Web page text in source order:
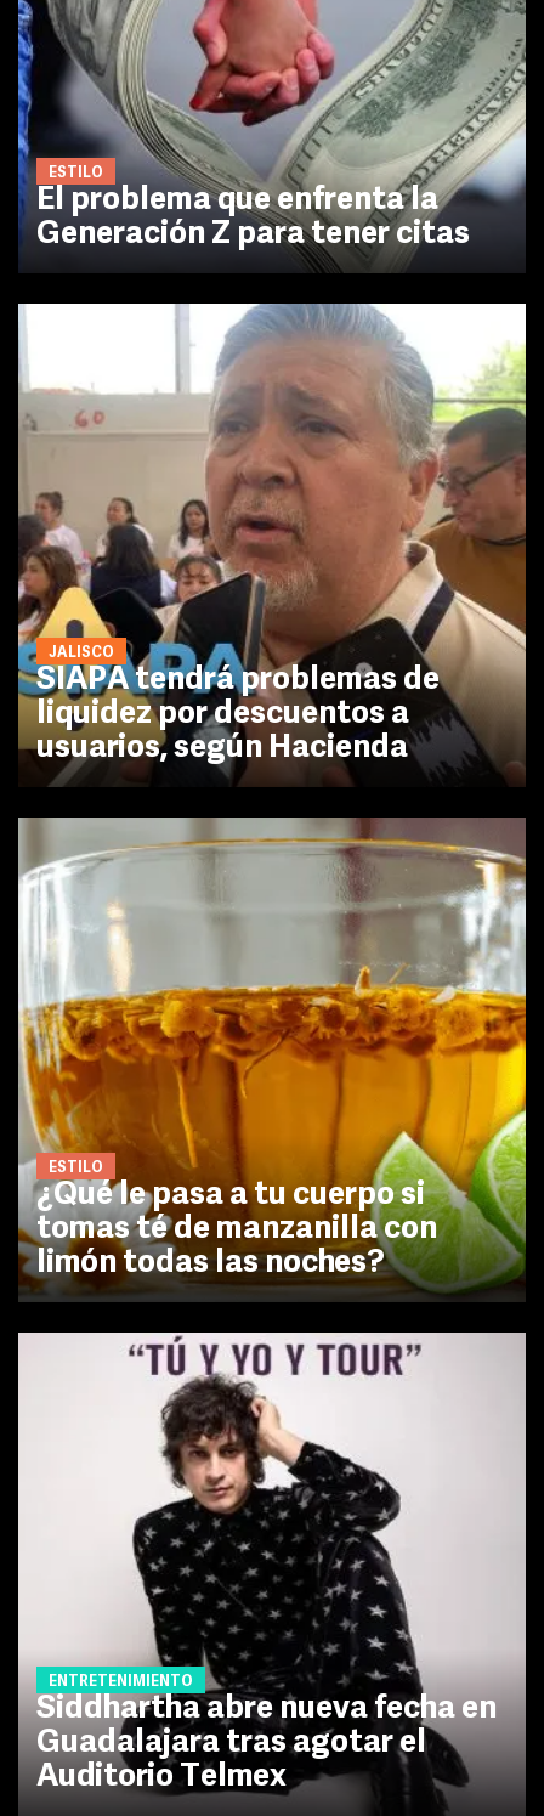
ESTILO
El problema que enfrenta la
Generación Z para tener citas
JALISCO
SIAPA tendrá problemas de
liquidez por descuentos a
usuarios, según Hacienda
ESTILO
¿Qué le pasa a tu cuerpo si
tomas té de manzanilla con
limón todas las noches?
ENTRETENIMIENTO
Siddhartha abre nueva fecha en
Guadalajara tras agotar el
Auditorio Telmex